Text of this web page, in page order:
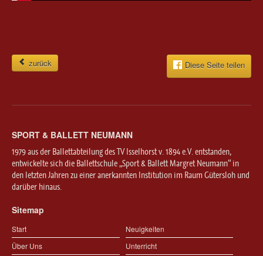
zurück Diese Seite teilen
SPORT & BALLETT NEUMANN
1979 aus der Ballettabteilung des TV Isselhorst v. 1894 e.V. entstanden,
entwickelte sich die Ballettschule „Sport & Ballett Margret Neumann“ in
den letzten Jahren zu einer anerkannten Institution im Raum Gütersloh und
darüber hinaus.
Sitemap
Start
Neuigkeiten
Über Uns
Unterricht